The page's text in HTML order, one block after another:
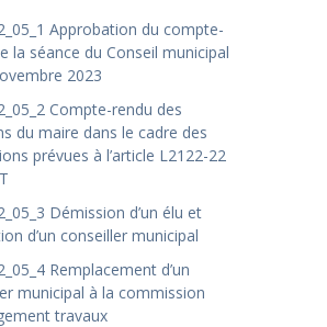
Approbation du compte-
la séance du Conseil municipal
2023
Compte-rendu des
du maire dans le cadre des
prévues à l’article L2122-22
Démission d’un élu et
d’un conseiller municipal
Remplacement d’un
municipal à la commission
travaux